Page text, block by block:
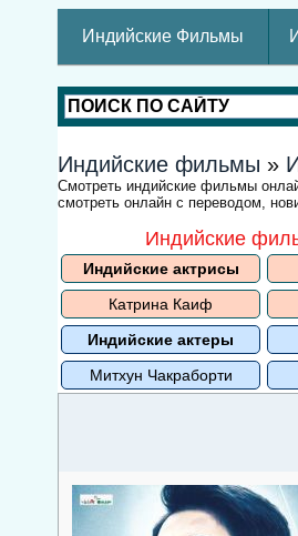
Индийские Фильмы
Индийские фильмы »
Смотреть индийские фильмы
смотреть онлайн с переводом,
Индийские
Индийские актрисы
Катрина Каиф
Индийские актеры
Митхун Чакраборти